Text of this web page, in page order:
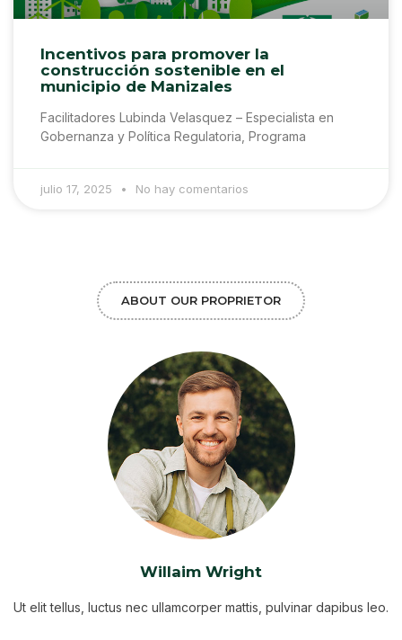
Incentivos para promover la
construcción sostenible en el
municipio de Manizales
Facilitadores Lubinda Velasquez – Especialista en
Gobernanza y Política Regulatoria, Programa
julio 17, 2025 No hay comentarios
ABOUT OUR PROPRIETOR
Willaim Wright
Ut elit tellus, luctus nec ullamcorper mattis, pulvinar dapibus leo.